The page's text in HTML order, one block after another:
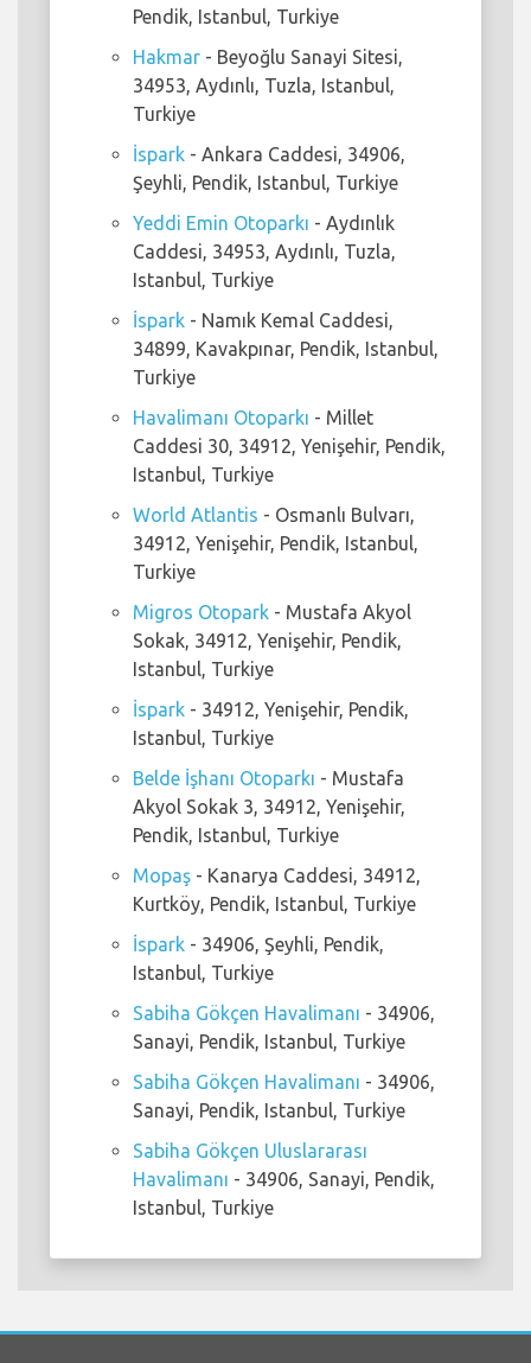
Pendik, Istanbul, Turkiye
Hakmar - Beyoğlu Sanayi Sitesi,
34953, Aydınlı, Tuzla, Istanbul,
Turkiye
İspark - Ankara Caddesi, 34906,
Şeyhli, Pendik, Istanbul, Turkiye
Yeddi Emin Otoparkı - Aydınlık
Caddesi, 34953, Aydınlı, Tuzla,
Istanbul, Turkiye
İspark - Namık Kemal Caddesi,
34899, Kavakpınar, Pendik, Istanbul,
Turkiye
Havalimanı Otoparkı - Millet
Caddesi 30, 34912, Yenişehir, Pendik,
Istanbul, Turkiye
World Atlantis - Osmanlı Bulvarı,
34912, Yenişehir, Pendik, Istanbul,
Turkiye
Migros Otopark - Mustafa Akyol
Sokak, 34912, Yenişehir, Pendik,
Istanbul, Turkiye
İspark - 34912, Yenişehir, Pendik,
Istanbul, Turkiye
Belde İşhanı Otoparkı - Mustafa
Akyol Sokak 3, 34912, Yenişehir,
Pendik, Istanbul, Turkiye
Mopaş - Kanarya Caddesi, 34912,
Kurtköy, Pendik, Istanbul, Turkiye
İspark - 34906, Şeyhli, Pendik,
Istanbul, Turkiye
Sabiha Gökçen Havalimanı - 34906,
Sanayi, Pendik, Istanbul, Turkiye
Sabiha Gökçen Havalimanı - 34906,
Sanayi, Pendik, Istanbul, Turkiye
Sabiha Gökçen Uluslararası
Havalimanı - 34906, Sanayi, Pendik,
Istanbul, Turkiye